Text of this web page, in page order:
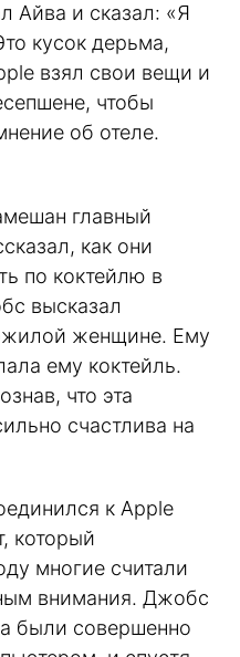
Айва и сказал: «Я
кусок дерьма,
взял свои вещи и
чтобы
об отеле.
главный
как они
по коктейлю в
высказал
женщине. Ему
ему коктейль.
что эта
счастлива на
к Apple
который
многие считали
внимания. Джобс
были совершенно